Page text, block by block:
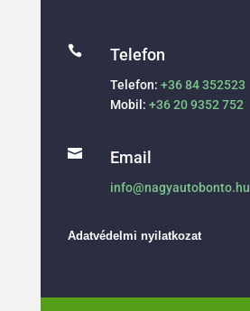
 Telefon
Telefon: +36 84 352523
Mobil: +36 20 9352 752
 Email
info@nagyautobonto.hu
Adatvédelmi nyilatkozat